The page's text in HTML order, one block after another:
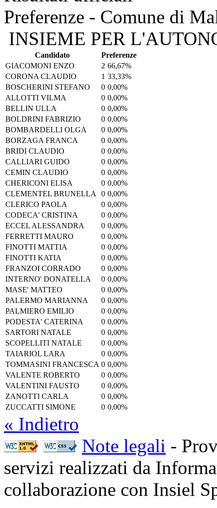
Preferenze - Comune di
INSIEME PER
Candidato
Preferenze
GIACOMONI ENZO
2 66,67%
CORONA CLAUDIO
1 33,33%
BOSCHERINI STEFANO
0 0,00%
ALLOTTI VILMA
0 0,00%
BELLIN ULLA
0 0,00%
BOLDRINI FABRIZIO
0 0,00%
BOMBARDELLI OLGA
0 0,00%
BORZAGA FRANCA
0 0,00%
BRIDI CLAUDIO
0 0,00%
CALLIARI GUIDO
0 0,00%
CEMIN CLAUDIO
0 0,00%
CHERICONI ELISA
0 0,00%
CLEMENTEL BRUNELLA
0 0,00%
CLERICO PAOLA
0 0,00%
CODECA' CRISTINA
0 0,00%
ECCEL ALESSANDRA
0 0,00%
FERRETTI MAURO
0 0,00%
FINOTTI MATTIA
0 0,00%
FINOTTI KATIA
0 0,00%
FRANZOI CORRADO
0 0,00%
INTERNO' DONATELLA
0 0,00%
MASE' MATTEO
0 0,00%
PALERMO MARIANNA
0 0,00%
PALMIERO EMILIO
0 0,00%
PODESTA' CATERINA
0 0,00%
SARTORI NATALE
0 0,00%
SCOPELLITI NATALE
0 0,00%
TAIARIOL LARA
0 0,00%
TOMMASINI FRANCESCA 0 0,00%
VALENTE ROBERTO
0 0,00%
VALENTINI FAUSTO
0 0,00%
ZANOTTI CARLA
0 0,00%
ZUCCATTI SIMONE
0 0,00%
« Indietro
Note legali -
servizi realizzati da
collaborazione con Insiel